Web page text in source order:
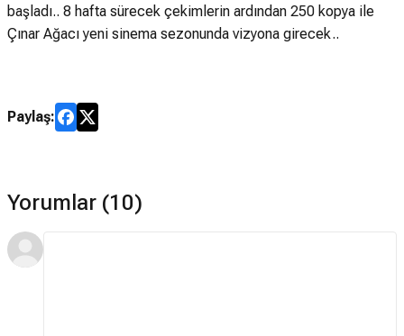
başladı.. 8 hafta sürecek çekimlerin ardından 250 kopya ile
Çınar Ağacı yeni sinema sezonunda vizyona girecek..
Paylaş:
Yorumlar (10)